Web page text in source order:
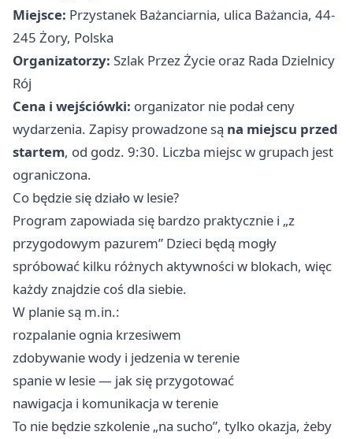
Miejsce: Przystanek Bażanciarnia, ulica Bażancia, 44-
245 Żory, Polska
Organizatorzy: Szlak Przez Życie oraz Rada Dzielnicy
Rój
Cena i wejściówki: organizator nie podał ceny
wydarzenia. Zapisy prowadzone są na miejscu przed
startem, od godz. 9:30. Liczba miejsc w grupach jest
ograniczona.
Co będzie się działo w lesie?
Program zapowiada się bardzo praktycznie i „z
przygodowym pazurem” Dzieci będą mogły
spróbować kilku różnych aktywności w blokach, więc
każdy znajdzie coś dla siebie.
W planie są m.in.:
rozpalanie ognia krzesiwem
zdobywanie wody i jedzenia w terenie
spanie w lesie — jak się przygotować
nawigacja i komunikacja w terenie
To nie będzie szkolenie „na sucho”, tylko okazja, żeby